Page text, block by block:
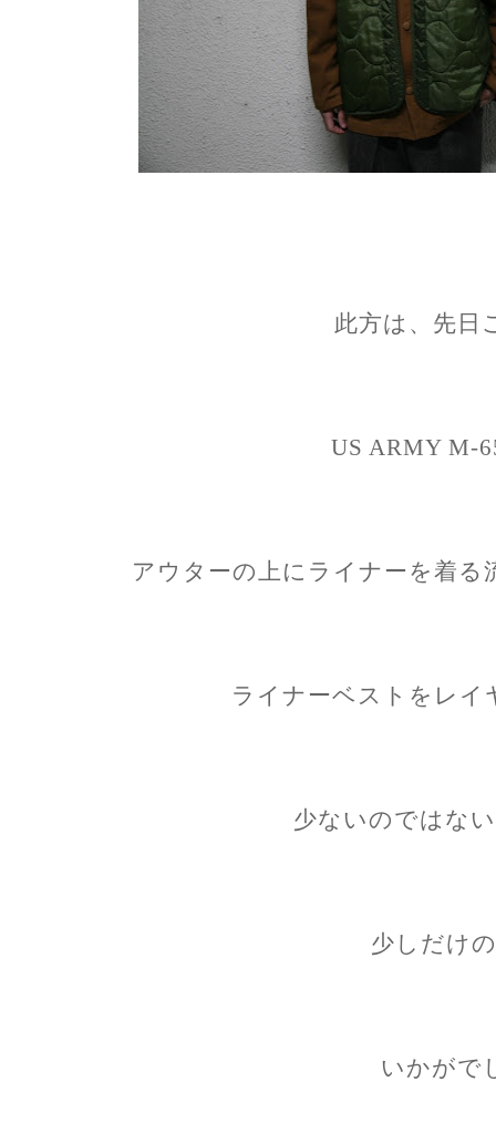
此方は、先日
US ARMY M-
アウターの上にライナーを着
ライナーベストをレイ
少ないのではな
少しだけ
いかがで